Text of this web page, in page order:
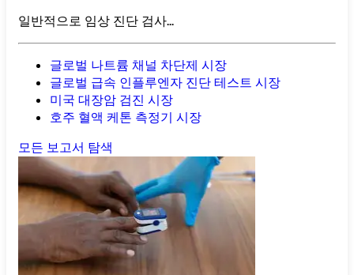
일반적으로 임상 진단 검사...
글로벌 나트륨 채널 차단제 시장
글로벌 급속 인플루엔자 진단 테스트 시장
미국 대장암 검진 시장
호주 혈액 케톤 측정기 시장
모든 보고서 탐색